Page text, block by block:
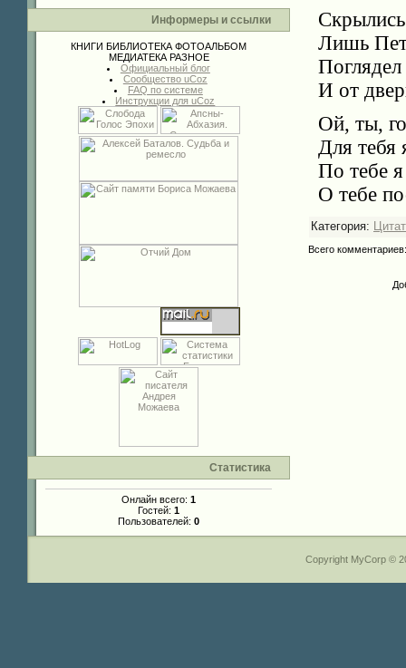
Информеры и ссылки
КНИГИ БИБЛИОТЕКА ФОТОАЛЬБОМ
МЕДИАТЕКА РАЗНОЕ
Официальный блог
Сообщество uCoz
FAQ по системе
Инструкции для uCoz
Статистика
Онлайн всего: 1
Гостей: 1
Пользователей: 0
Лишь
И от
Ой, ты,
Для тебя
По тебе
О тебе
Категория:
Всего комментариев
Copyright MyCorp ©